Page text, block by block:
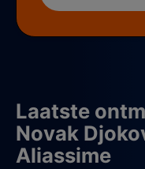
Laatste
Novak
Aliassime